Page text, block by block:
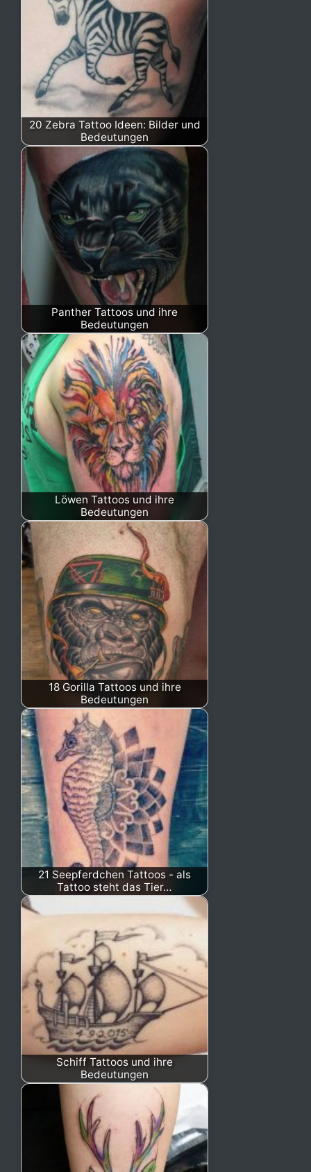
20 Zebra Tattoo Ideen: Bilder und
Bedeutungen
Panther Tattoos und ihre
Bedeutungen
Löwen Tattoos und ihre
Bedeutungen
18 Gorilla Tattoos und ihre
Bedeutungen
21 Seepferdchen Tattoos - als
Tattoo steht das Tier…
Schiff Tattoos und ihre
Bedeutungen